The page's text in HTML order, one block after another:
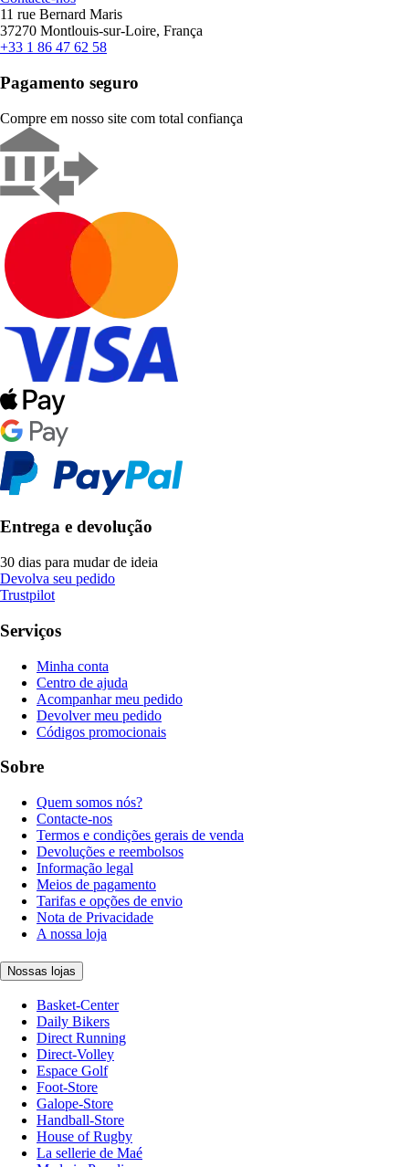
11 rue Bernard Maris
37270 Montlouis-sur-Loire, França
+33 1 86 47 62 58
Pagamento seguro
Compre em nosso site com total confiança
Entrega e devolução
30 dias para mudar de ideia
Devolva seu pedido
Trustpilot
Serviços
Minha conta
Centro de ajuda
Acompanhar meu pedido
Devolver meu pedido
Códigos promocionais
Sobre
Quem somos nós?
Contacte-nos
Termos e condições gerais de venda
Devoluções e reembolsos
Informação legal
Meios de pagamento
Tarifas e opções de envio
Nota de Privacidade
A nossa loja
Nossas lojas
Basket-Center
Daily Bikers
Direct Running
Direct-Volley
Espace Golf
Foot-Store
Galope-Store
Handball-Store
House of Rugby
La sellerie de Maé